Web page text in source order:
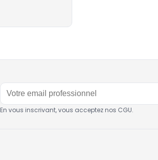
En vous inscrivant, vous acceptez nos CGU.